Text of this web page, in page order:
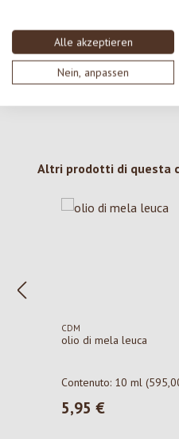
Alle akzeptieren
Nein, anpassen
con gli altri.
Salta la galleria dei
Altri prodotti di questa
CDM
olio di mela leuca
Contenuto: 10 ml
Prezzo normale:
5,95 €